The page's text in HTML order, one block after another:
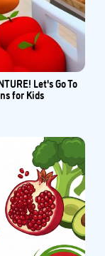
Let's Go To
for Kids